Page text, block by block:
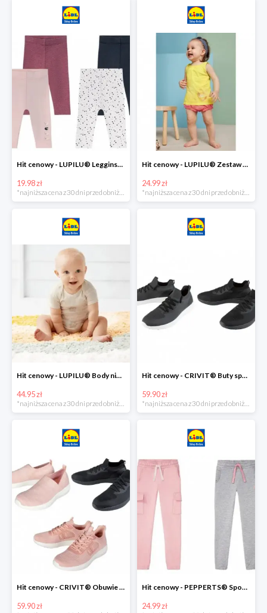
Hit cenowy - LUPILU® Legginsy niemowlęce z biobawełną, 2 pary
19.98 zł
Hit cenowy - LUPILU® Zestaw dziecięcy z biobawełny (body + koszulka + spodenki), 1 komplet
24.99 zł
Hit cenowy - LUPILU® Body niemowlęce z biobawełny, z krótkim rękawem, 5 sztuk
44.95 zł
*najniższa cena z 30 dni przed obniżką
Hit cenowy - CRIVIT® Buty sportowe chłopięce WellWalk, 1 para
59.90 zł
*najniższa cena z 30 dni przed obniżką
Hit cenowy - CRIVIT® Obuwie dziewczęce sportowe i na co dzień, 1 para
59.90 zł
Hit cenowy - PEPPERTS® Spodnie dresowe dziewczęce, 1 para
24.99 zł